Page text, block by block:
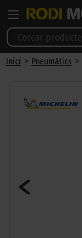
Inici > Pneumàtics >